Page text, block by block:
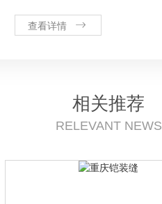
查看详情
相关推荐
RELEVANT NEWS